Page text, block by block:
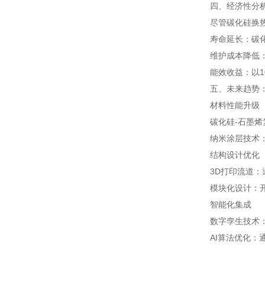
四、经济性分
尽管碳化硅换
寿命延长：碳
维护成本降低
能效收益：以
五、未来趋势
材料性能升级
碳化硅-石墨
纳米涂层技术
结构设计优化
3D打印流道：
模块化设计：
智能化集成
数字孪生技术
AI算法优化：